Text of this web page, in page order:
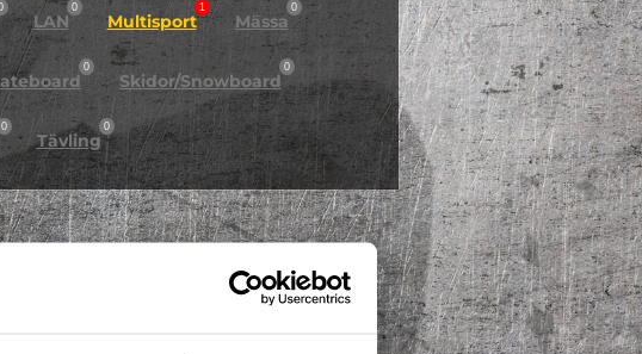
LAN
0
Multisport
1
Mässa
0
0
Skidor/Snowboard
0
0
Tävling
0